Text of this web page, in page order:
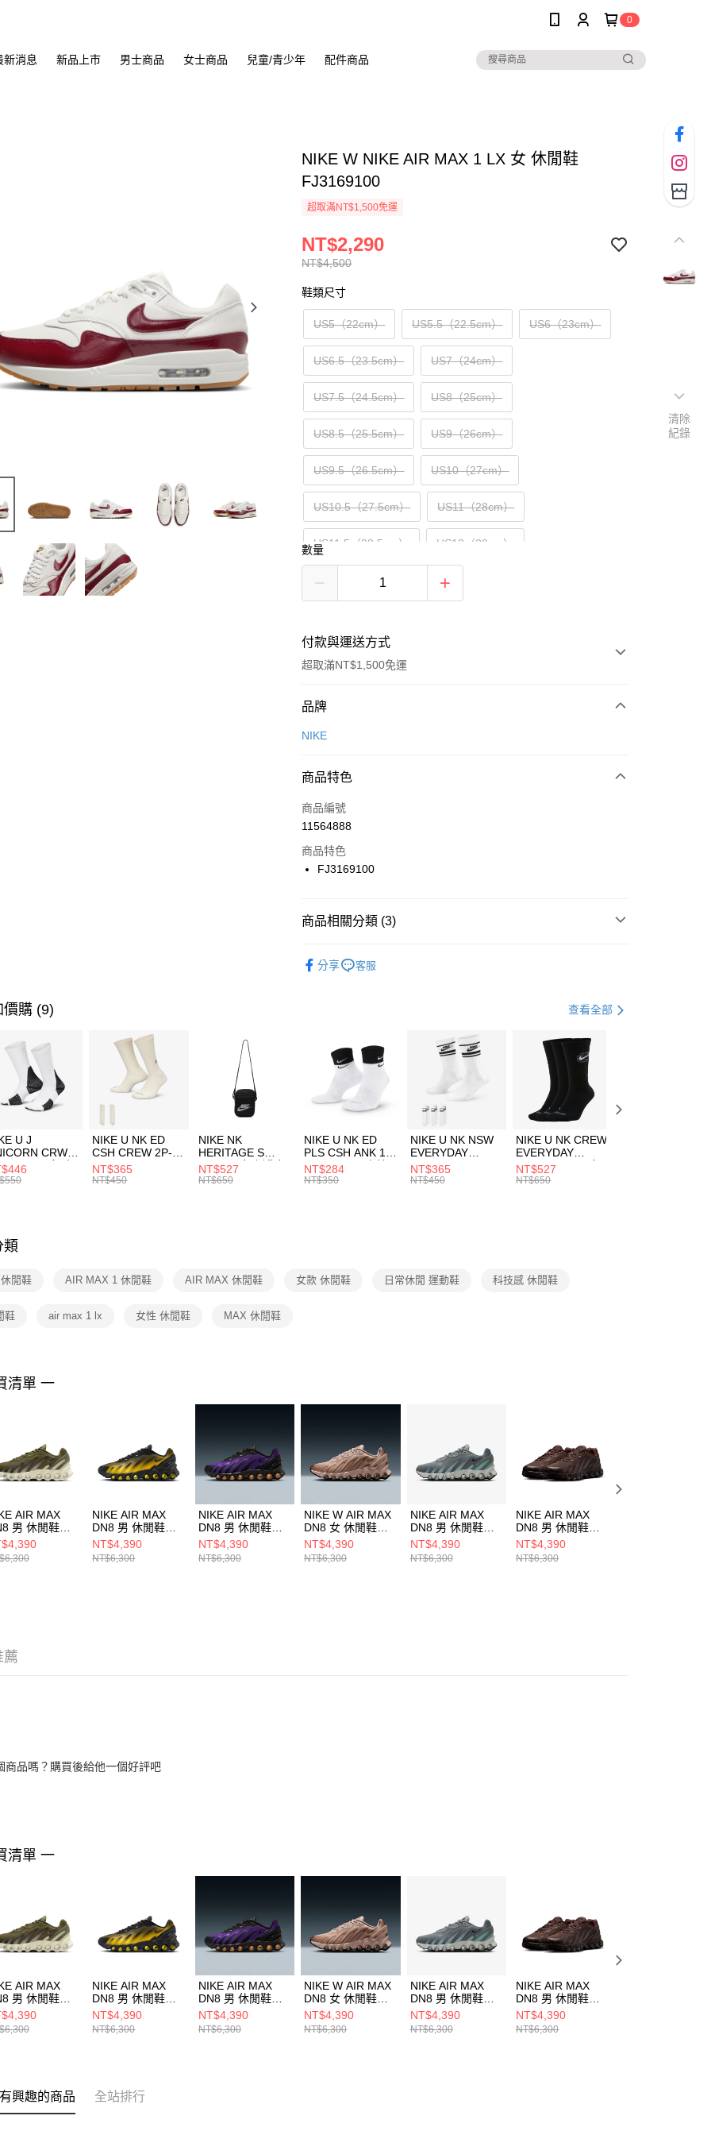
0
新消息 新品上市 男士商品 女士商品 兒童/青少年 配件商品
NIKE W NIKE AIR MAX 1 LX 女 休閒鞋
FJ3169100
超取滿NT$1,500免運
NT$4,500
NT$2,290
鞋類尺寸
US5（22cm） US5.5（22.5cm） US6（23cm）
US6.5（23.5cm） US7（24cm）
US7.5（24.5cm） US8（25cm）
US8.5（25.5cm） US9（26cm）
US9.5（26.5cm） US10（27cm）
US10.5（27.5cm） US11（28cm）
US11.5（28.5cm） US12（29cm）
數量
付款與運送方式
超取滿NT$1,500免運
付款方式
信用卡一次付款
合作金庫商業銀行
華南商業銀行
上海商業儲蓄銀行
國泰世華商業銀行
聯邦商業銀行
台新國際商業銀行
LINE Pay
Apple Pay
【關於「AFTEE先享後付」】
３．安心：先確認商品／服務後，再付款。
【「AFTEE先享後付」結帳流程】
１．於結帳方式選擇「AFTEE先享後付」後，將跳轉至「AFTEE先享後
付」結帳頁面，進行簡訊認證並確認金額後，即可完成結帳。
２．訂單成立數日內，您將收到繳費通知簡訊。
３．收到繳費通知簡訊後14天內，點擊此簡訊中的連結，可透過四大超商
／ATM／網路銀行／等多元方式進行付款，方視為交易完成。
※ 請注意：結帳手續完成當下不需立刻繳費，但若您需要取消訂單，請聯
絡購買商品的店家。未經商家同意取消之訂單仍視為有效，需透過AFTEE
先享後付繳納相關費用。
１．透過由恩沛科技股份有限公司提供之「AFTEE先享後付」服務完成之
交易，需依本服務之必要範圍內提供個人資料，並將交易相關給付款項請
形，恩沛科技股份有限公司將有權停止該用戶之使用額度並採取法律行
每筆NT$100，滿NT$1,500(含以上)免運費
每筆NT$100，滿NT$1,500(含以上)免運費
付款後門市自取
每筆NT$100，滿NT$1,500(含以上)免運費
品牌
NIKE
商品特色
商品編號
11564888
商品特色
FJ3169100
商品相關分類 (3)
分享 客服
價購 (9) 查看全部
U J
CRW
-160 男女 中
FZ3393100
NIKE U NK ED
CSH CREW 2P-
144 EMBRDY 男
女 短統襪
NT$365
NT$450
NIKE NK
HERITAGE S
SMIT 男女 側背包
BA5871010
NT$527
NT$650
NIKE U NK ED
PLS CSH ANK 1P
144 DBL 男 中統
襪 DH4058104
NT$284
NT$350
NIKE U NK NSW
EVERYDAY
ESSENTIAL CR
男女 短統襪
NT$365
NT$450
NIKE U NK CREW
EVERYDAY
BBALL 3PR 男女
長統襪
NT$527
NT$650
類
閒鞋 AIR MAX 1 休閒鞋 AIR MAX 休閒鞋 女款 休閒鞋 日常休閒 運動鞋 科技感 休閒鞋
鞋 air max 1 lx 女性 休閒鞋 MAX 休閒鞋
清單 一
AIR MAX
男 休閒鞋
NIKE AIR MAX
DN8 男 休閒鞋
IH4119006
NT$4,390
NT$6,300
NIKE AIR MAX
DN8 男 休閒鞋
FQ7860009
NT$4,390
NT$6,300
NIKE W AIR MAX
DN8 女 休閒鞋
HF5509900
NT$4,390
NT$6,300
NIKE AIR MAX
DN8 男 休閒鞋
IH4119009
NT$4,390
NT$6,300
NIKE AIR MAX
DN8 男 休閒鞋
FQ7860203
NT$4,390
NT$6,300
薦
商品嗎？購買後給他一個好評吧
清單 一
AIR MAX
男 休閒鞋
NIKE AIR MAX
DN8 男 休閒鞋
IH4119006
NT$4,390
NT$6,300
NIKE AIR MAX
DN8 男 休閒鞋
FQ7860009
NT$4,390
NT$6,300
NIKE W AIR MAX
DN8 女 休閒鞋
HF5509900
NT$4,390
NT$6,300
NIKE AIR MAX
DN8 男 休閒鞋
IH4119009
NT$4,390
NT$6,300
NIKE AIR MAX
DN8 男 休閒鞋
FQ7860203
NT$4,390
NT$6,300
興趣的商品 全站排行
清除
紀錄